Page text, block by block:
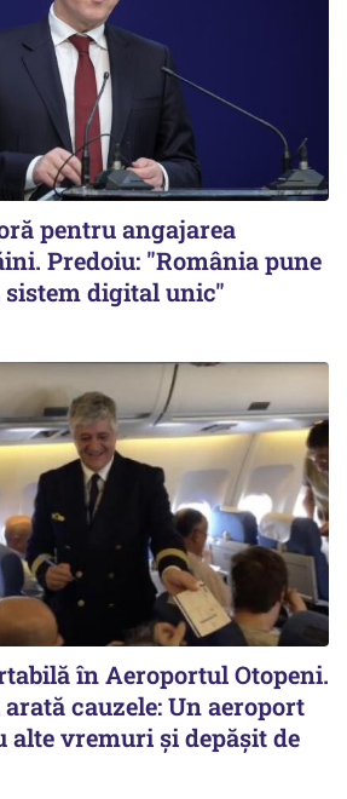
pentru angajarea
Predoiu: "România pune
digital unic"
în Aeroportul Otopeni.
cauzele: Un aeroport
alte vremuri și depășit de